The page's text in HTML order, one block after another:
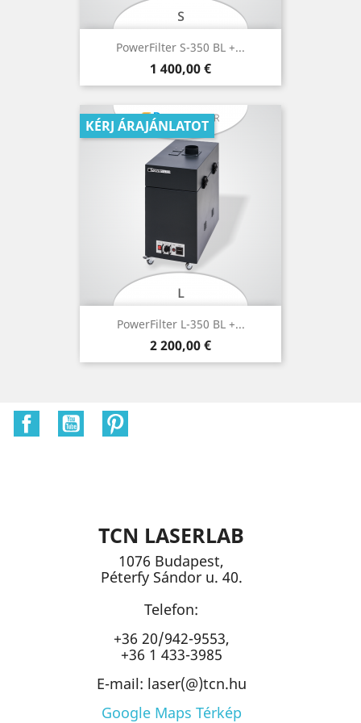
PowerFilter S-350 BL +...
Ár
1 400,00 €
PowerFilter L-350 BL +...
Ár
2 200,00 €
KÉRJ ÁRAJÁNLATOT
FacebookYouTube
TCN LASERLAB
1076 Budapest,
Péterfy Sándor u. 40.
Telefon:
+36 20/942-9553,
+36 1 433-3985
E-mail: laser(@)tcn.hu
Google Maps Térkép